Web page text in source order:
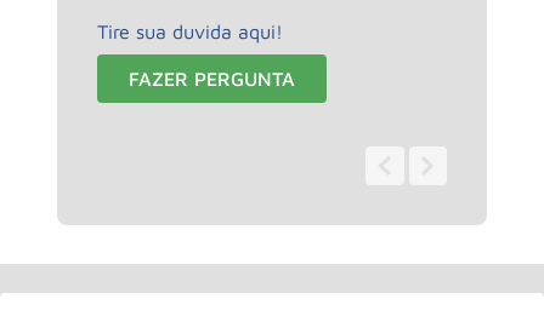
Tire sua duvida aqui!
FAZER PERGUNTA